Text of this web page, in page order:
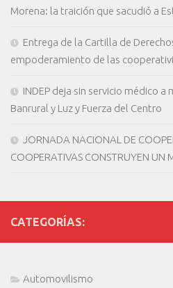
Morena: la traición que sacudió a
Entrega de la Cartilla de
empoderamiento de las
INDEP deja sin servicio médico
Banrural y Luz y Fuerza del Centro
JORNADA NACIONAL DE
COOPERATIVAS CONSTRUYEN UN
CATEGORÍAS:
Automovilismo